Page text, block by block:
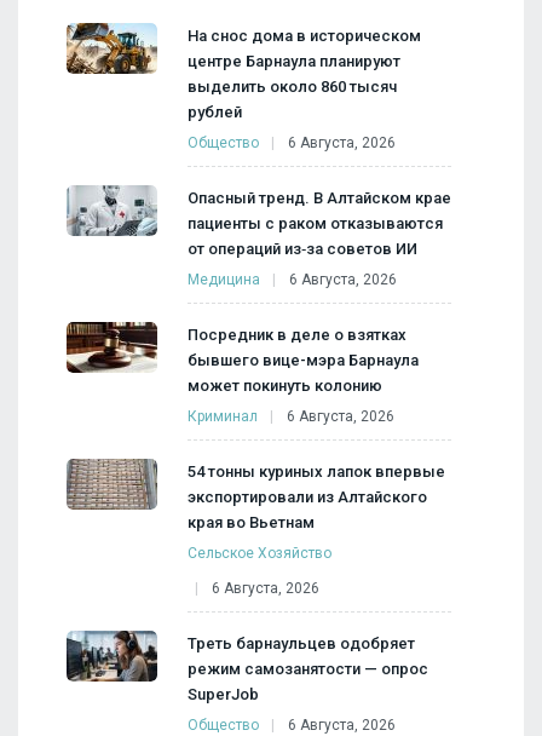
На снос дома в историческом
центре Барнаула планируют
выделить около 860 тысяч
рублей
Общество 6 Августа, 2026
Опасный тренд. В Алтайском крае
пациенты с раком отказываются
от операций из‑за советов ИИ
Медицина 6 Августа, 2026
Посредник в деле о взятках
бывшего вице-мэра Барнаула
может покинуть колонию
Криминал 6 Августа, 2026
54 тонны куриных лапок впервые
экспортировали из Алтайского
края во Вьетнам
Сельское Хозяйство
6 Августа, 2026
Треть барнаульцев одобряет
режим самозанятости — опрос
SuperJob
Общество 6 Августа, 2026